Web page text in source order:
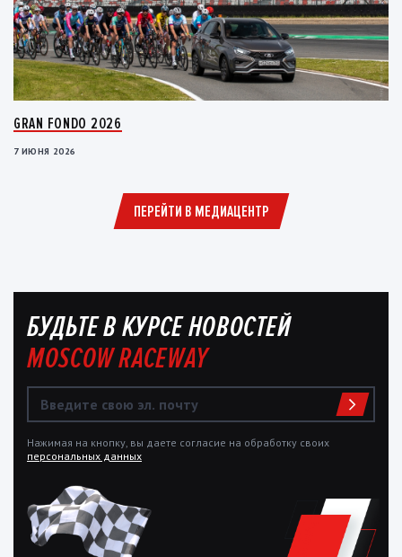
GRAN FONDO 2026
7 ИЮНЯ 2026
ПЕРЕЙТИ В МЕДИАЦЕНТР
БУДЬТЕ В КУРСЕ НОВОСТЕЙ
MOSCOW RACEWAY
Нажимая на кнопку, вы даете согласие на обработку своих
персональных данных